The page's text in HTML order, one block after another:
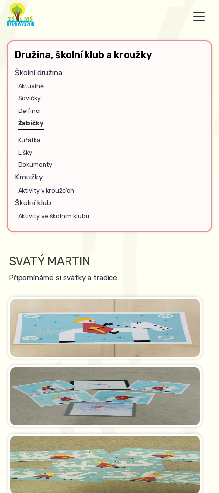
Družina, školní klub a kroužky
Školní družina
Aktuálně
Sovičky
Delfínci
Žabičky
Kuřátka
Lišky
Dokumenty
Kroužky
Aktivity v kroužcích
Školní klub
Aktivity ve školním klubu
SVATÝ MARTIN
Připomínáme si svátky a tradice